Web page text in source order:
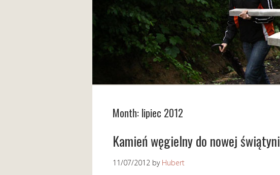
Month: lipiec 2012
Kamień węgielny do nowej świątyni
11/07/2012 by Hubert